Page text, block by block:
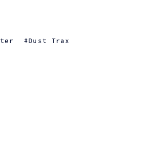
Dust Trax